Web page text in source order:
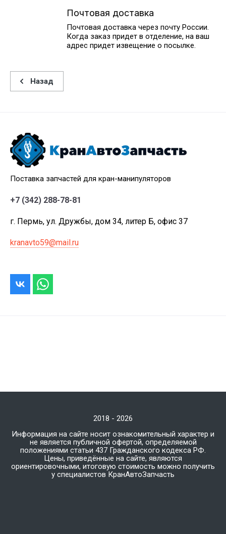
Почтовая доставка
Почтовая доставка через почту России.
Когда заказ придет в отделение, на ваш
адрес придет извещение о посылке.
Назад
Поставка запчастей для кран-манипуляторов
+7 (342) 288-78-81
г. Пермь, ул. Дружбы, дом 34, литер Б, офис 37
kranavto59@mail.ru
2018 - 2026
Информация на сайте носит ознакомительный характер и
не является публичной офертой, определяемой
положениями статьи 437 Гражданского кодекса РФ.
Цены, приведённые на сайте, являются
ориентировочными, итоговую стоимость можно получить
у специалистов КранАвтоЗапчасть